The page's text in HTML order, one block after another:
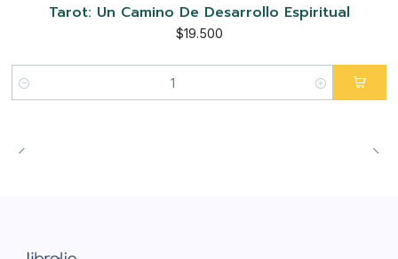
Tarot: Un Camino De Desarrollo Espiritual
$19.500
Cantidad